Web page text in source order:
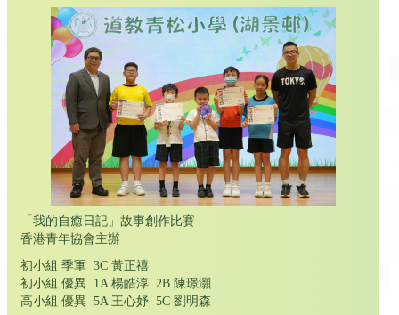
「我的自癒日記」故事創作比賽
香港青年協會主辦
初小組 季軍 3C 黃正禧
初小組 優異 1A 楊皓淳 2B 陳璟灝
高小組 優異 5A 王心妤 5C 劉明森